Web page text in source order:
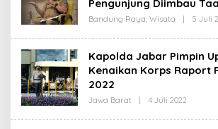
K
S
Pengunjung Diimbau
Bandung Raya, Wisata 5 Juli
Kapolda Jabar Pimpin
Kenaikan Korps Raport
2022
Jawa Barat 4 Juli 2022
E